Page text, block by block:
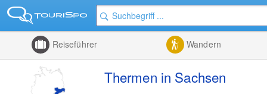
Reiseführer Wandern
Thermen in Sachsen